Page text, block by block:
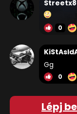
0
Gg
0
Lépj be